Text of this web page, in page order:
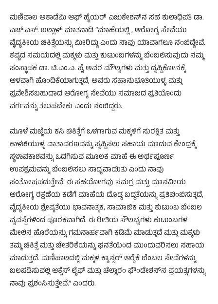
ಮಣಿಪಾಲ ಅಕಾಡೆಮಿ ಆಫ್ ಹೈಯರ್ ಎಜುಕೇಶನ್‌ನ ಸಹ ಕುಲಾಧಿಪತಿ ಡಾ.
ಎಚ್.ಎಸ್. ಬಲ್ಲಾಳ್ ಮಾತನಾಡಿ “ಮಾಹೆಯಲ್ಲಿ , ಆರೋಗ್ಯ ಸೇವೆಯು
ವೈದ್ಯಕೀಯ ಚಿಕಿತ್ಸೆಯನ್ನು ಮೀರಿದ್ದು ಎಂದು ನಾವು ಯಾವಾಗಲೂ ನಂಬಿದ್ದೇವೆ.
ಕಷ್ಟದ ಸಮಯದಲ್ಲಿ ಮಕ್ಕಳು ಮತ್ತು ಕುಟುಂಬಗಳನ್ನು ಬೆಂಬಲಿಸುವುದು ನಮ್ಮ
ಸಂಸ್ಥಾಪಕ ಡಾ. ಟಿ.ಎಂ.ಎ. ಪೈ ಅವರ ಮೌಲ್ಯಗಳು ಮತ್ತು ದೃಷ್ಟಿಕೋನಕ್ಕೆ
ಆಳವಾಗಿ ಹೊಂದಿಕೆಯಾಗುತ್ತದೆ, ಅವರು ಸಹಾನುಭೂತಿಯುಳ್ಳ ಮತ್ತು
ಪ್ರವೇಶಿಸಬಹುದಾದ ಆರೋಗ್ಯ ಸೇವೆಯು ಸಮಾಜದ ಪ್ರತಿಯೊಂದು
ವರ್ಗವನ್ನು ತಲುಪಬೇಕು ಎಂದು ನಂಬಿದ್ದರು.
ಮೂಳೆ ಮಜ್ಜೆಯ ಕಸಿ ಚಿಕಿತ್ಸೆಗೆ ಒಳಗಾಗುವ ಮಕ್ಕಳಿಗೆ ಸುರಕ್ಷಿತ ಮತ್ತು
ಕಾಳಜಿಯುಳ್ಳ ವಾತಾವರಣವನ್ನು ಸೃಷ್ಟಿಸಲು ಸಹಾಯ ಮಾಡುವ ಕೇಂದ್ರಕ್ಕೆ
ಸ್ಥಳಾವಕಾಶವನ್ನು ಒದಗಿಸುವ ಮೂಲಕ ಮಾಹೆ ಈ ಅರ್ಥಪೂರ್ಣ
ಉಪಕ್ರಮವನ್ನು ಬೆಂಬಲಿಸಲು ಸಾಧ್ಯವಾಯಿತು ಎಂದು ನಾವು
ಸಂತೋಷಪಡುತ್ತೇವೆ. ಈ ಸಹಯೋಗವು ಸಮಗ್ರ ಮತ್ತು ಮಾನವೀಯ
ಆರೋಗ್ಯ ರಕ್ಷಣೆಯ ಕಡೆಗೆ ಮಾಹೆಯ ದೊಡ್ಡ ಬದ್ಧತೆಯನ್ನು ಪ್ರತಿಬಿಂಬಿಸುತ್ತದೆ,
ವೈದ್ಯಕೀಯ ಶ್ರೇಷ್ಠತೆಯು ಭಾವನಾತ್ಮಕ, ಸಾಮಾಜಿಕ ಮತ್ತು ಕುಟುಂಬ ಬೆಂಬಲ
ವ್ಯವಸ್ಥೆಗಳಿಂದ ಪೂರಕವಾಗಿದೆ. ಈ ರೀತಿಯ ಸೌಲಭ್ಯಗಳು ಕುಟುಂಬಗಳ
ಮೇಲಿನ ಹೊರೆಯನ್ನು ಗಮನಾರ್ಹವಾಗಿ ಕಡಿಮೆ ಮಾಡುತ್ತದೆ ಮತ್ತು ಮಕ್ಕಳು
ತಮ್ಮ ಚಿಕಿತ್ಸೆ ಮತ್ತು ಚೇತರಿಕೆಯನ್ನು ಘನತೆಯಿಂದ ಮುಂದುವರಿಸಲು ಸಹಾಯ
ಮಾಡುತ್ತದೆ. ಮಣಿಪಾಲದಲ್ಲಿ ಮಕ್ಕಳ ಕ್ಯಾನ್ಸರ್ ಆರೈಕೆ ಬೆಂಬಲ ಸೇವೆಗಳನ್ನು
ಬಲಪಡಿಸುವಲ್ಲಿ ಆಕ್ಸೆಸ್ ಲೈಫ್ ಮತ್ತು ಚೆಲ್ಲಾರಂ ಫೌಂಡೇಶನ್‌ನ ಪ್ರಯತ್ನಗಳನ್ನು
ನಾವು ಪ್ರಶಂಸಿಸುತ್ತೇವೆ.” ಎಂದರು.